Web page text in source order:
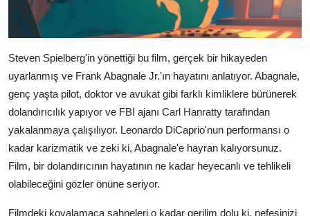
Steven Spielberg'in yönettiği bu film, gerçek bir hikayeden
uyarlanmış ve Frank Abagnale Jr.'ın hayatını anlatıyor. Abagnale,
genç yaşta pilot, doktor ve avukat gibi farklı kimliklere bürünerek
dolandırıcılık yapıyor ve FBI ajanı Carl Hanratty tarafından
yakalanmaya çalışılıyor. Leonardo DiCaprio'nun performansı o
kadar karizmatik ve zeki ki, Abagnale'e hayran kalıyorsunuz.
Film, bir dolandırıcının hayatının ne kadar heyecanlı ve tehlikeli
olabileceğini gözler önüne seriyor.
Filmdeki kovalamaca sahneleri o kadar gerilim dolu ki, nefesinizi